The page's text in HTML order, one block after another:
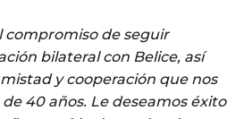
compromiso de seguir
bilateral con Belice, así
y cooperación que nos
40 años. Le deseamos éxito